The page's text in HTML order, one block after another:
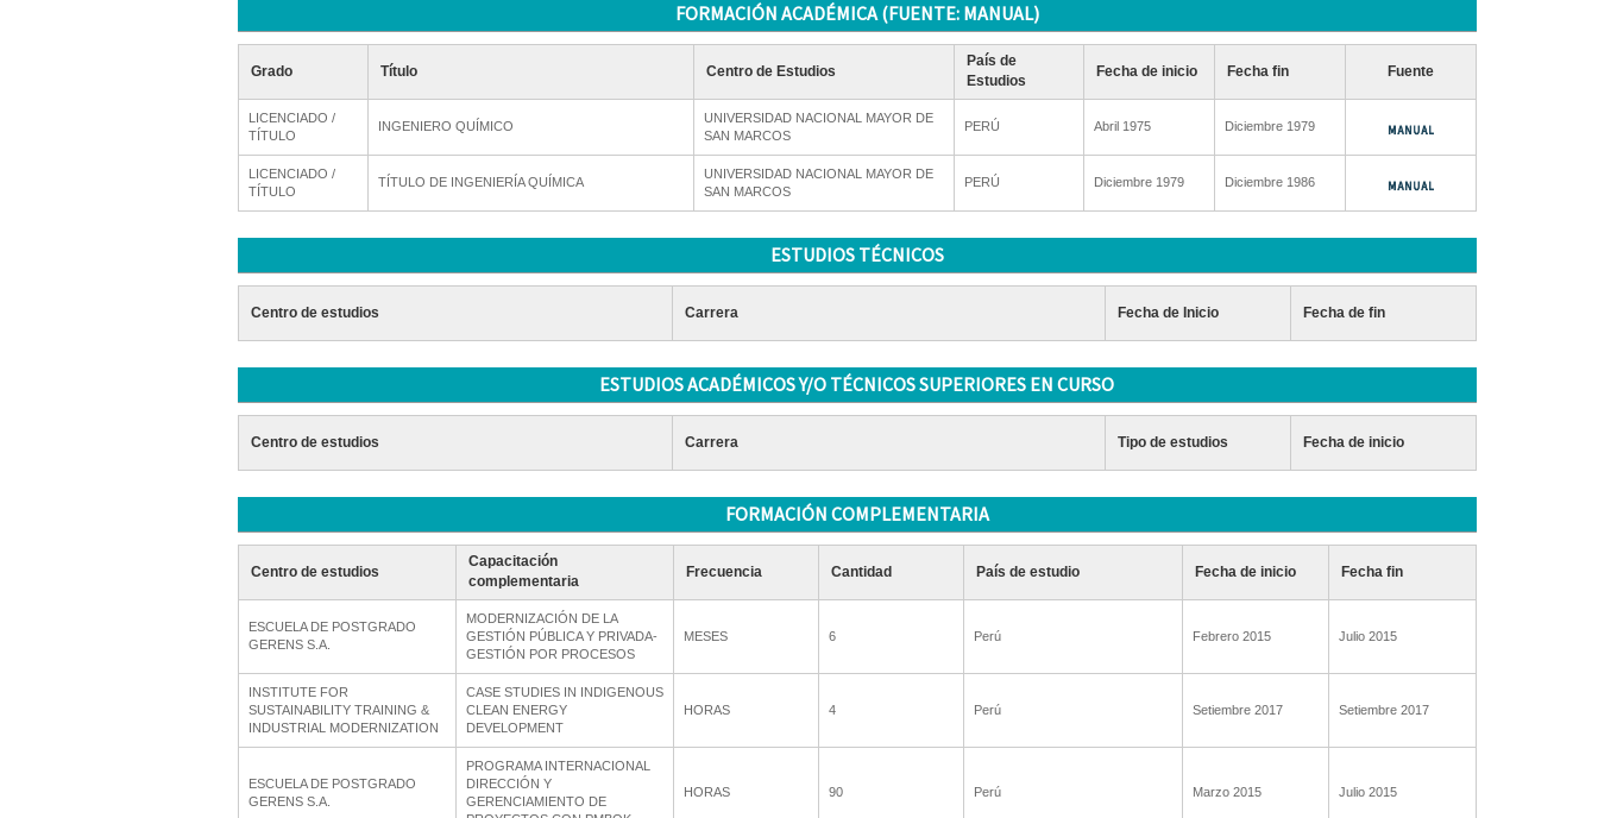
FORMACIÓN ACADÉMICA (FUENTE: MANUAL)
Grado Título Centro de Estudios
País de
Estudios
Fecha de inicio Fecha fin Fuente
LICENCIADO /
TÍTULO
INGENIERO QUÍMICO
UNIVERSIDAD NACIONAL MAYOR DE
SAN MARCOS
PERÚ Abril 1975 Diciembre 1979
LICENCIADO /
TÍTULO
TÍTULO DE INGENIERÍA QUÍMICA
UNIVERSIDAD NACIONAL MAYOR DE
SAN MARCOS
PERÚ Diciembre 1979 Diciembre 1986
ESTUDIOS TÉCNICOS
Centro de estudios Carrera Fecha de Inicio Fecha de fin
ESTUDIOS ACADÉMICOS Y/O TÉCNICOS SUPERIORES EN CURSO
Centro de estudios Carrera Tipo de estudios Fecha de inicio
FORMACIÓN COMPLEMENTARIA
Centro de estudios
Capacitación
complementaria
Frecuencia Cantidad País de estudio Fecha de inicio Fecha fin
ESCUELA DE POSTGRADO
GERENS S.A.
MODERNIZACIÓN DE LA
GESTIÓN PÚBLICA Y PRIVADA-
GESTIÓN POR PROCESOS
MESES 6 Perú Febrero 2015 Julio 2015
INSTITUTE FOR
SUSTAINABILITY TRAINING &
INDUSTRIAL MODERNIZATION
CASE STUDIES IN INDIGENOUS
CLEAN ENERGY
DEVELOPMENT
HORAS 4 Perú Setiembre 2017 Setiembre 2017
ESCUELA DE POSTGRADO
GERENS S.A.
PROGRAMA INTERNACIONAL
DIRECCIÓN Y
GERENCIAMIENTO DE
HORAS 90 Perú Marzo 2015 Julio 2015